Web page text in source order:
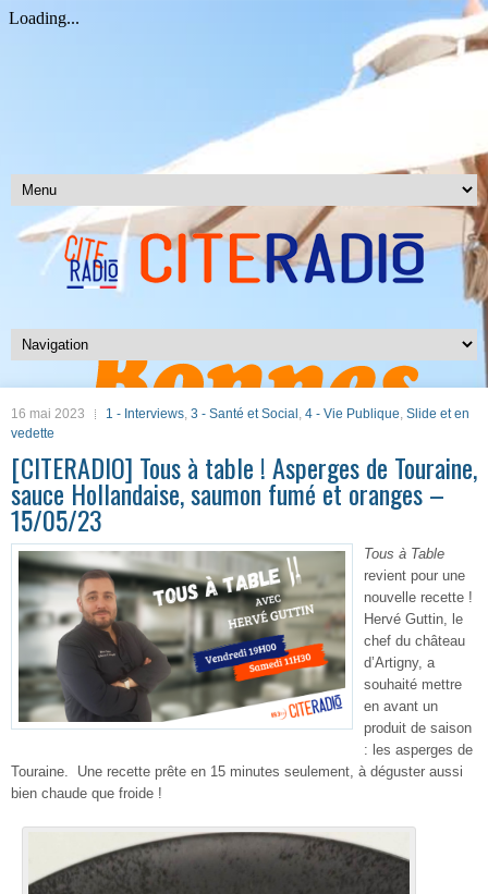
16 mai 2023 1 - Interviews, 3 - Santé et Social , 4 - Vie Publique, Slide et en
vedette
[CITERADIO] Tous à table ! Asperges de Touraine,
sauce Hollandaise, saumon fumé et oranges –
15/05/23
Tous à Table
revient pour une
nouvelle recette !
Hervé Guttin, le
chef du château
d’Artigny, a
souhaité mettre
en avant un
produit de saison
: les asperges de
Touraine. Une recette prête en 15 minutes seulement, à déguster aussi
bien chaude que froide !